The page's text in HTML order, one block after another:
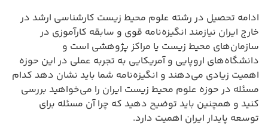
ادامه تحصیل در رشته علوم محیط زیست کارشناسی ارشد در
خارج ایران نیازمند انگیزه‌نامه قوی و سابقه کارآموزی در
سازمان‌های محیط زیست یا مراکز پژوهشی است و
دانشگاه‌های اروپایی و آمریکایی به تجربه عملی در این حوزه
اهمیت زیادی می‌دهند و انگیزه‌نامه شما باید نشان دهد کدام
مسئله در حوزه علوم محیط زیست ایران را می‌خواهید بررسی
کنید و همچنین باید توضیح دهید که چرا آن مسئله برای
توسعه پایدار ایران اهمیت دارد.